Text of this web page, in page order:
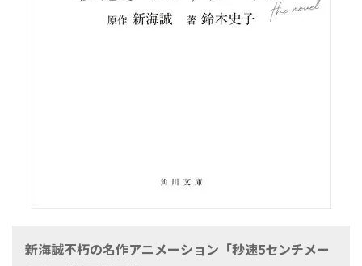
新海誠不朽の名作アニメーション「秒速5センチメー